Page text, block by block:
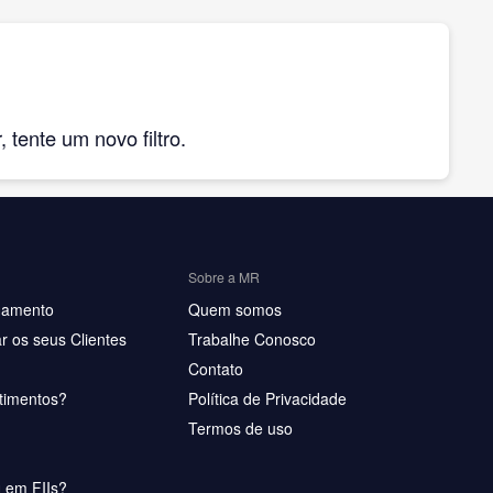
tente um novo filtro.
os seus Clientes
em FIIs?
Sobre a MR
Quem somos
Trabalhe Conosco
Contato
Política de Privacidade
Termos de uso